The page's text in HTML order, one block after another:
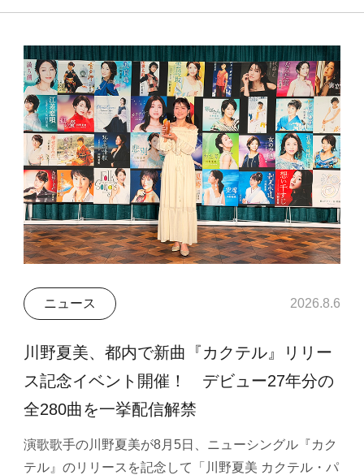
ニュース 2026.8.6
川野夏美、都内で新曲『カクテル』リリー
ス記念イベント開催！ デビュー27年分の
全280曲を一挙配信解禁
演歌歌手の川野夏美が8月5日、ニューシングル『カク
テル』のリリースを記念して「川野夏美 カクテル・パ